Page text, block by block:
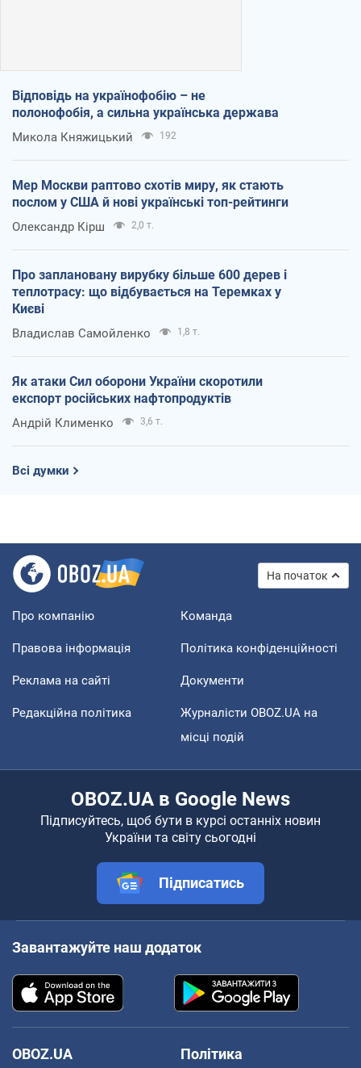
Відповідь на українофобію – не
полонофобія, а сильна українська держава
Микола Княжицький 192
Мер Москви раптово схотів миру, як стають
послом у США й нові українські топ-рейтинги
Олександр Кірш 2,0 т.
Про заплановану вирубку більше 600 дерев і
теплотрасу: що відбувається на Теремках у
Києві
Владислав Самойленко 1,8 т.
Як атаки Сил оборони України скоротили
експорт російських нафтопродуктів
Андрій Клименко 3,6 т.
Всі думки
На початок
Про компанію Команда
Правова інформація Політика конфіденційності
Реклама на сайті Документи
Редакційна політика
Журналісти OBOZ.UA на
місці подій
OBOZ.UA в Google News
Підписуйтесь, щоб бути в курсі останніх новин
України та світу сьогодні
Підписатись
Завантажуйте наш додаток
OBOZ.UA
Політика